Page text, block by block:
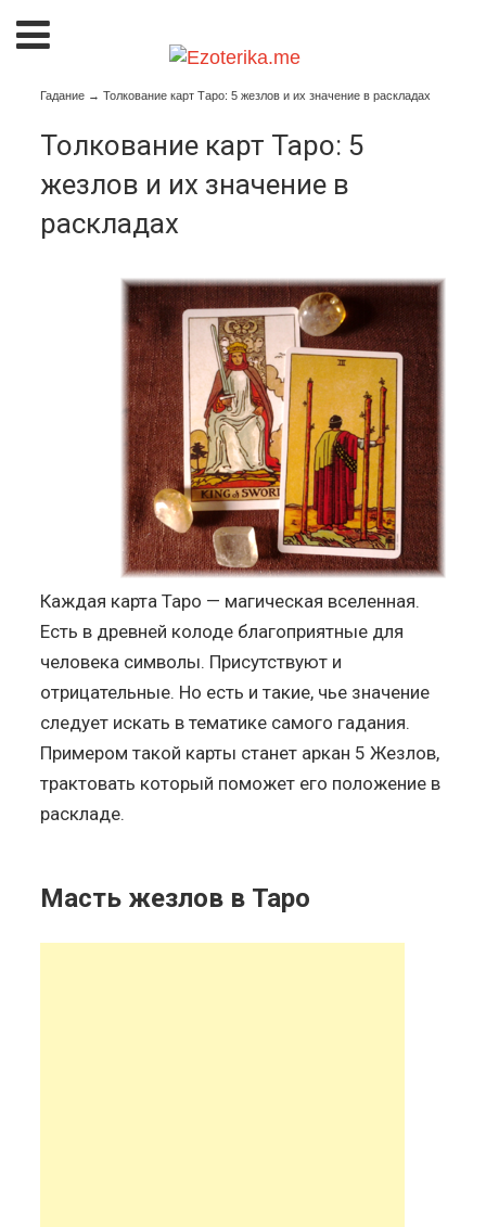
Гадание →Толкование карт Таро: 5 жезлов и их значение в раскладах
Толкование карт Таро: 5
жезлов и их значение в
раскладах
Каждая карта Таро — магическая вселенная.
Есть в древней колоде благоприятные для
человека символы. Присутствуют и
отрицательные. Но есть и такие, чье значение
следует искать в тематике самого гадания.
Примером такой карты станет аркан 5 Жезлов,
трактовать который поможет его положение в
раскладе.
Масть жезлов в Таро